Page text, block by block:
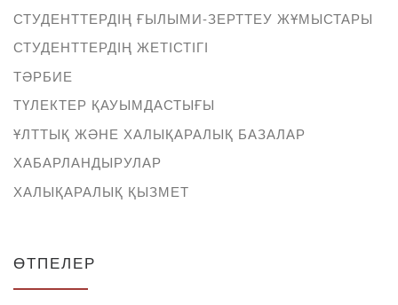
СТУДЕНТТЕРДІҢ ҒЫЛЫМИ-ЗЕРТТЕУ ЖҰМЫСТАРЫ
СТУДЕНТТЕРДІҢ ЖЕТІСТІГІ
ТӘРБИЕ
ТҮЛЕКТЕР ҚАУЫМДАСТЫҒЫ
ҰЛТТЫҚ ЖӘНЕ ХАЛЫҚАРАЛЫҚ БАЗАЛАР
ХАБАРЛАНДЫРУЛАР
ХАЛЫҚАРАЛЫҚ ҚЫЗМЕТ
ӨТПЕЛЕР